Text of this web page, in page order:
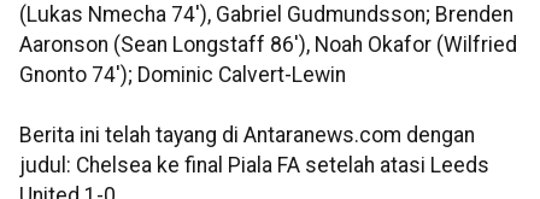
(Lukas Nmecha 74'), Gabriel Gudmundsson; Brenden
Aaronson (Sean Longstaff 86'), Noah Okafor (Wilfried
Gnonto 74'); Dominic Calvert-Lewin
Berita ini telah tayang di Antaranews.com dengan
judul: Chelsea ke final Piala FA setelah atasi Leeds